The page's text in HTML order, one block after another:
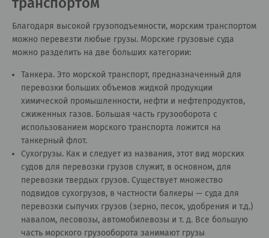
Благодаря высокой грузоподъемности, морским транспортом
можно перевезти любые грузы. Морские грузовые суда
можно разделить на две больших категории:
Танкера. Это морской транспорт, предназначенный для
перевозки больших объемов жидкой продукции
химической промышленности, нефти и нефтепродуктов,
сжиженных газов. Большая часть грузооборота с
использованием морского транспорта ложится на
танкерный флот.
Сухогрузы. Как и следует из названия, этот вид морских
судов для перевозки грузов служит, в основном, для
перевозки твердых грузов. Существует множество
подвидов сухогрузов, в частности балкеры — суда для
перевозки сыпучих грузов (зерно, песок, удобрения и т.д.)
навалом, лесовозы, автомобилевозы и т. д. Все большую
часть морского грузооборота занимают грузы